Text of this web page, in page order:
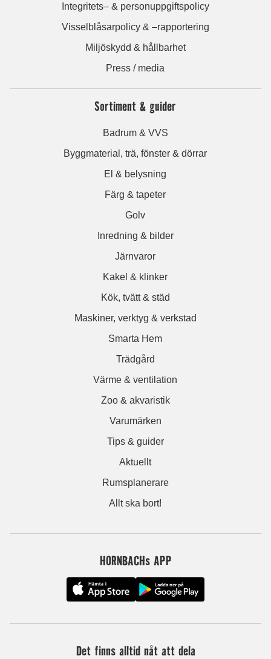
Integritets– & personuppgiftspolicy
Visselblåsarpolicy & –rapportering
Miljöskydd & hållbarhet
Press / media
Sortiment & guider
Badrum & VVS
Byggmaterial, trä, fönster & dörrar
El & belysning
Färg & tapeter
Golv
Inredning & bilder
Järnvaror
Kakel & klinker
Kök, tvätt & städ
Maskiner, verktyg & verkstad
Smarta Hem
Trädgård
Värme & ventilation
Zoo & akvaristik
Varumärken
Tips & guider
Aktuellt
Rumsplanerare
Allt ska bort!
HORNBACHs APP
Det finns alltid nåt att dela